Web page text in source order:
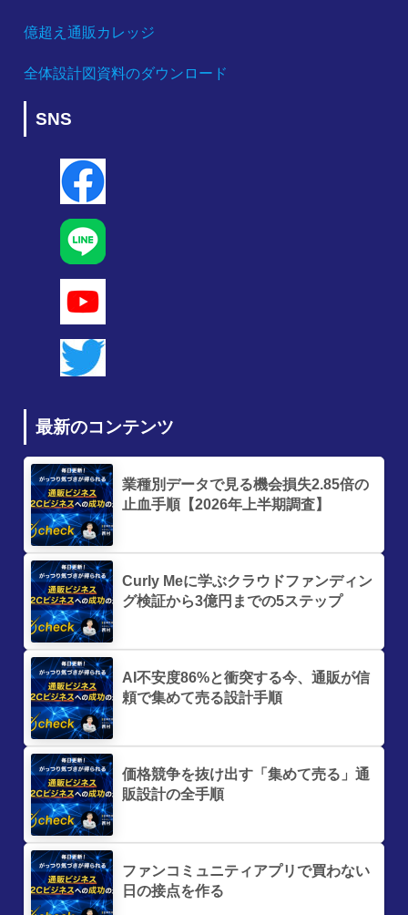
億超え通販カレッジ
全体設計図資料のダウンロード
SNS
最新のコンテンツ
業種別データで見る機会損失2.85倍の
止血手順【2026年上半期調査】
Curly Meに学ぶクラウドファンディン
グ検証から3億円までの5ステップ
AI不安度86%と衝突する今、通販が信
頼で集めて売る設計手順
価格競争を抜け出す「集めて売る」通
販設計の全手順
ファンコミュニティアプリで買わない
日の接点を作る